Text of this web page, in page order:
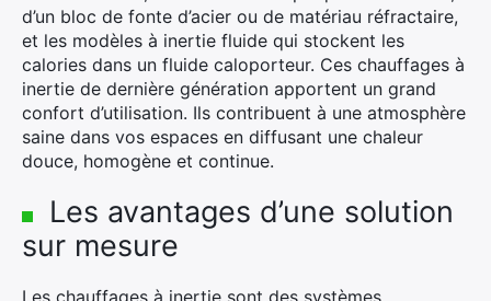
d’un bloc de fonte d’acier ou de matériau réfractaire,
et les modèles à inertie fluide qui stockent les
calories dans un fluide caloporteur. Ces chauffages à
inertie de dernière génération apportent un grand
confort d’utilisation. Ils contribuent à une atmosphère
saine dans vos espaces en diffusant une chaleur
douce, homogène et continue.
Les avantages d’une solution
sur mesure
Les chauffages à inertie sont des systèmes